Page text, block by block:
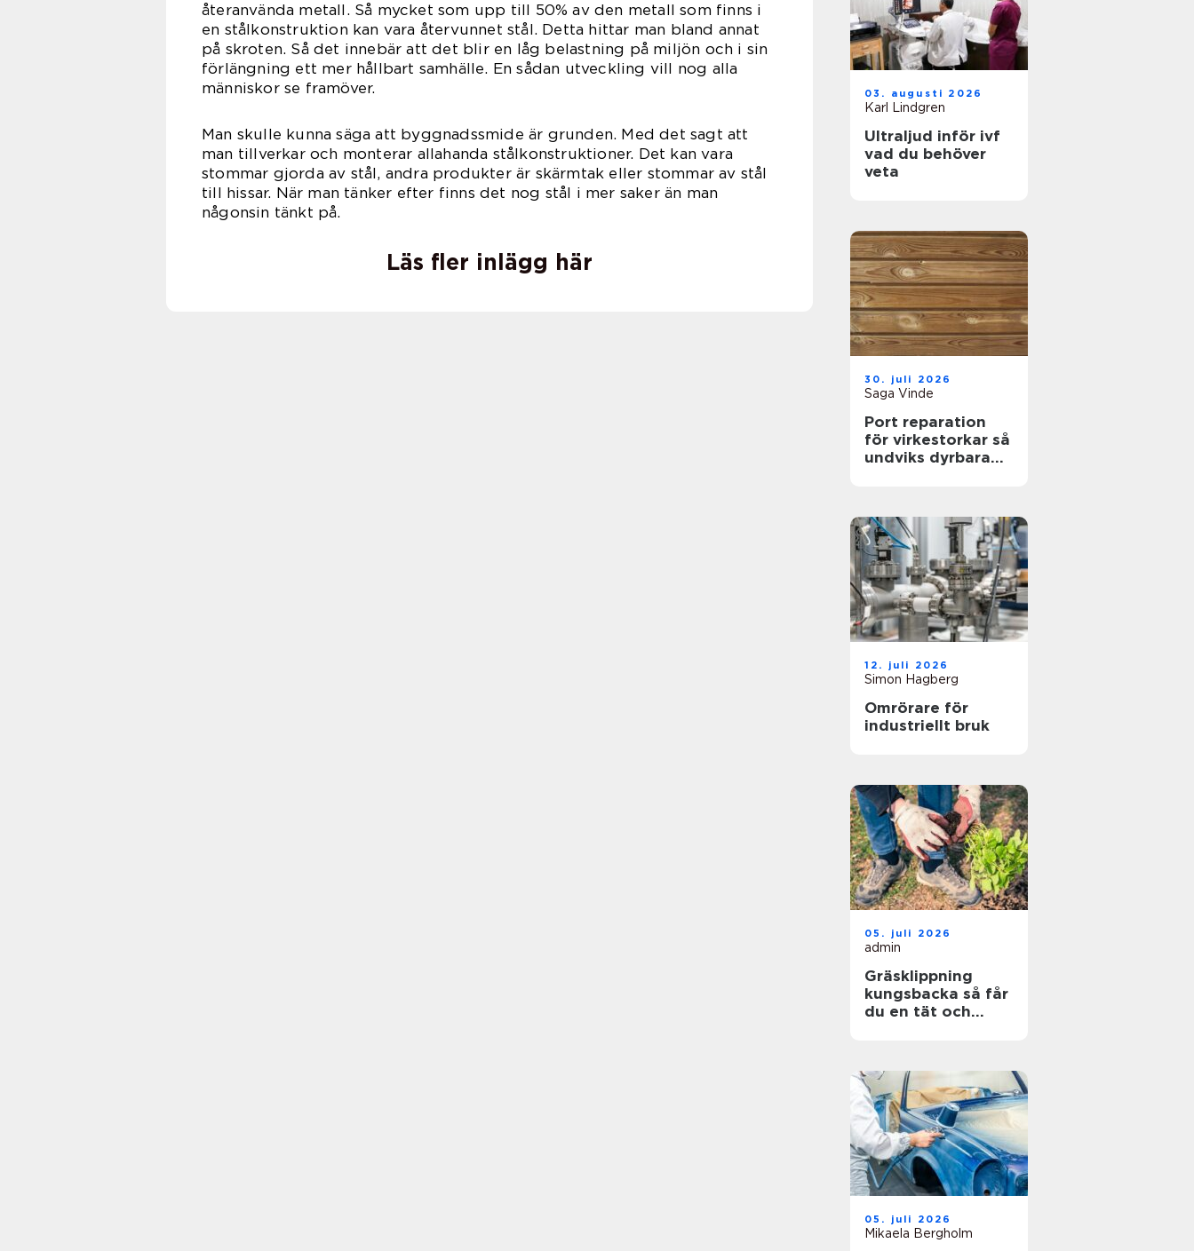
återanvända metall. Så mycket som upp till 50% av den metall som finns i
en stålkonstruktion kan vara återvunnet stål. Detta hittar man bland annat
på skroten. Så det innebär att det blir en låg belastning på miljön och i sin
förlängning ett mer hållbart samhälle. En sådan utveckling vill nog alla
människor se framöver.
Man skulle kunna säga att byggnadssmide är grunden. Med det sagt att
man tillverkar och monterar allahanda stålkonstruktioner. Det kan vara
stommar gjorda av stål, andra produkter är skärmtak eller stommar av stål
till hissar. När man tänker efter finns det nog stål i mer saker än man
någonsin tänkt på.
Läs fler inlägg här
03. augusti 2026
Karl Lindgren
Ultraljud inför ivf
vad du behöver
veta
30. juli 2026
Saga Vinde
Port reparation
för virkestorkar så
undviks dyrbara
12. juli 2026
Simon Hagberg
Omrörare för
industriellt bruk
05. juli 2026
admin
Gräsklippning
kungsbacka så får
du en tät och
05. juli 2026
Mikaela Bergholm